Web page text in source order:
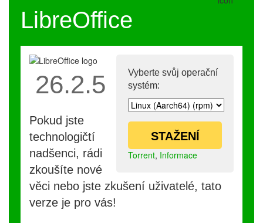
LibreOffice
Vyberte svůj operační
systém:
STAŽENÍ
Torrent, Informace
26.2.5
Pokud jste
technologičtí
nadšenci, rádi
zkoušíte nové
věci nebo jste zkušení uživatelé, tato
verze je pro vás!